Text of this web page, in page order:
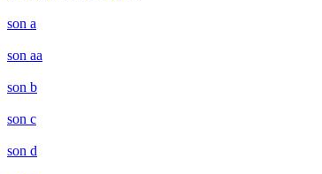
son a
son aa
son b
son c
son d